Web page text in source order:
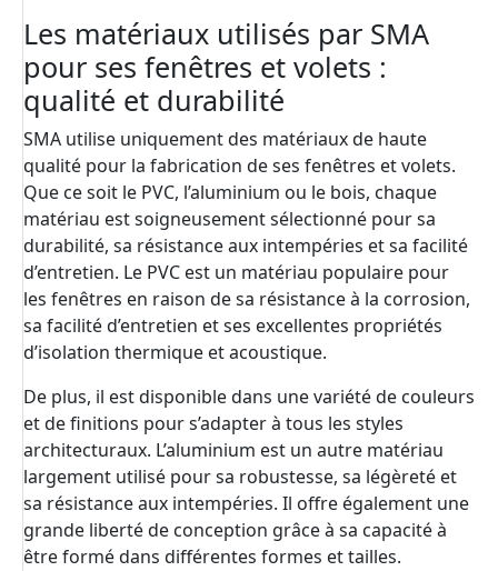
Les matériaux utilisés par SMA
pour ses fenêtres et volets :
qualité et durabilité
SMA utilise uniquement des matériaux de haute
qualité pour la fabrication de ses fenêtres et volets.
Que ce soit le PVC, l’aluminium ou le bois, chaque
matériau est soigneusement sélectionné pour sa
durabilité, sa résistance aux intempéries et sa facilité
d’entretien. Le PVC est un matériau populaire pour
les fenêtres en raison de sa résistance à la corrosion,
sa facilité d’entretien et ses excellentes propriétés
d’isolation thermique et acoustique.
De plus, il est disponible dans une variété de couleurs
et de finitions pour s’adapter à tous les styles
architecturaux. L’aluminium est un autre matériau
largement utilisé pour sa robustesse, sa légèreté et
sa résistance aux intempéries. Il offre également une
grande liberté de conception grâce à sa capacité à
être formé dans différentes formes et tailles.